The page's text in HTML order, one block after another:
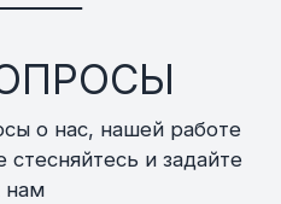
о нас, нашей работе
и задайте
нам